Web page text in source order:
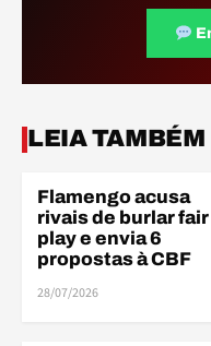
LEIA TAMBÉM
FINANÇAS
Flamengo acusa
rivais de burlar fair
play e envia 6
propostas à CBF
28/07/2026